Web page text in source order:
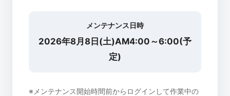
メンテナンス日時
2026年8月8日(土)AM4:00～6:00(予
定)
※メンテナンス開始時間前からログインして作業中の